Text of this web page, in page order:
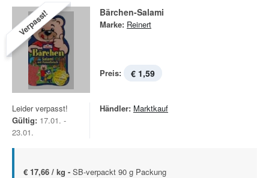
Verpasst! Bärchen-Salami
Marke: Reinert
Preis: € 1,59
Leider verpasst!
Gültig: 17.01. -
23.01.
Händler: Marktkauf
€ 17,66 / kg - SB-verpackt 90 g Packung